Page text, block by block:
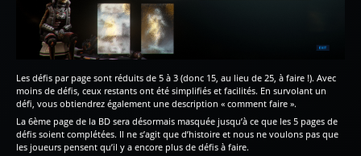
Les défis par page sont réduits de 5 à 3 (donc 15, au lieu de 25, à faire !). Avec
moins de défis, ceux restants ont été simplifiés et facilités. En survolant un
défi, vous obtiendrez également une description « comment faire ».
La 6ème page de la BD sera désormais masquée jusqu’à ce que les 5 pages de
défis soient complétées. Il ne s’agit que d’histoire et nous ne voulons pas que
les joueurs pensent qu’il y a encore plus de défis à faire.